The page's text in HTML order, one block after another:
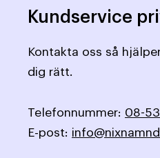
Kundservice
Kontakta oss så
dig rätt.
Telefonnummer: 08-
E-post: